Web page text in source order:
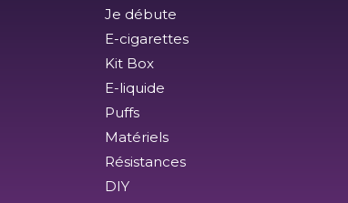
Je débute
E-cigarettes
Kit Box
E-liquide
Puffs
Matériels
Résistances
DIY